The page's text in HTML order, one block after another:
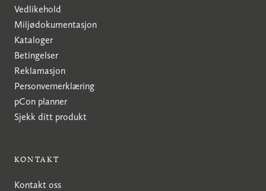
Vedlikehold
Miljødokumentasjon
Kataloger
Betingelser
Reklamasjon
Personvernerklæring
pCon planner
Sjekk ditt produkt
KONTAKT
Kontakt oss